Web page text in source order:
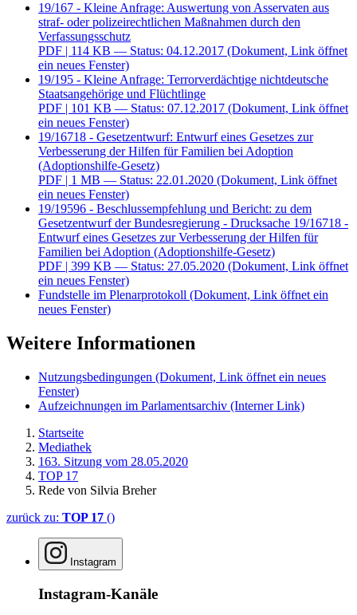
19/167 - Kleine Anfrage: Auswertung von Asservaten aus
straf- oder polizeirechtlichen Maßnahmen durch den
Verfassungsschutz
PDF | 114 KB — Status: 04.12.2017 (Dokument, Link öffnet
ein neues Fenster)
19/195 - Kleine Anfrage: Terrorverdächtige nichtdeutsche
Staatsangehörige und Flüchtlinge
PDF | 101 KB — Status: 07.12.2017 (Dokument, Link öffnet
ein neues Fenster)
19/16718 - Gesetzentwurf: Entwurf eines Gesetzes zur
Verbesserung der Hilfen für Familien bei Adoption
(Adoptionshilfe-Gesetz)
PDF | 1 MB — Status: 22.01.2020 (Dokument, Link öffnet
ein neues Fenster)
19/19596 - Beschlussempfehlung und Bericht: zu dem
Gesetzentwurf der Bundesregierung - Drucksache 19/16718 -
Entwurf eines Gesetzes zur Verbesserung der Hilfen für
Familien bei Adoption (Adoptionshilfe-Gesetz)
PDF | 399 KB — Status: 27.05.2020 (Dokument, Link öffnet
ein neues Fenster)
Fundstelle im Plenarprotokoll (Dokument, Link öffnet ein
neues Fenster)
Weitere Informationen
Nutzungsbedingungen (Dokument, Link öffnet ein neues
Fenster)
Aufzeichnungen im Parlamentsarchiv (Interner Link)
Startseite
Mediathek
163. Sitzung vom 28.05.2020
TOP 17
Rede von Silvia Breher
zurück zu: TOP 17 ()
Instagram
Instagram-Kanäle